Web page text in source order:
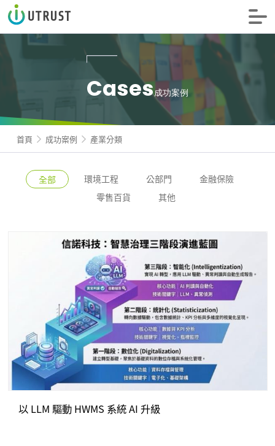
Cases成功案例
首頁 成功案例 產業分類
全部 環境工程 公部門
金融保險
零售百貨
其他
以 LLM 驅動 HWMS 系統 AI 升級